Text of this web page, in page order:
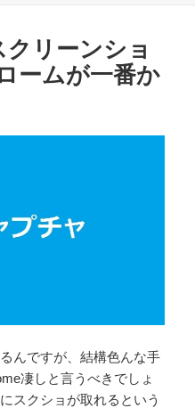
リーンショ
ームが一番か
んですが、結構色んな手
凄しと言うべきでしょ
スクショが取れるという